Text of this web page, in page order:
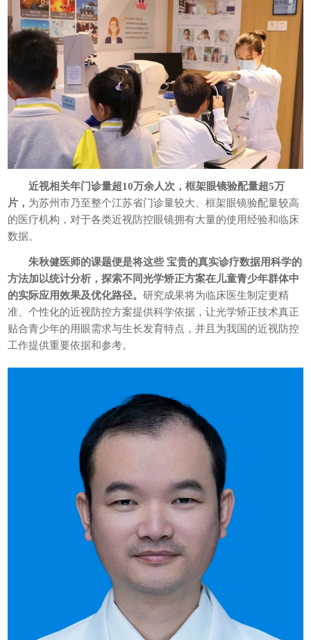
近视相关年门诊量超10万余人次，框架眼镜验配量超5万
片， 为苏州市乃至整个江苏省门诊量较大、框架眼镜验配量较高
的医疗机构，对于各类近视防控眼镜拥有大量的使用经验和临床
数据。
朱秋健医师的课题便是将这些 宝贵的真实诊疗数据用科学的
方法加以统计分析，探索不同光学矫正方案在儿童青少年群体中
的实际应用效果及优化路径。研究成果将为临床医生制定更精
准、个性化的近视防控方案提供科学依据，让光学矫正技术真正
贴合青少年的用眼需求与生长发育特点，并且为我国的近视防控
工作提供重要依据和参考。